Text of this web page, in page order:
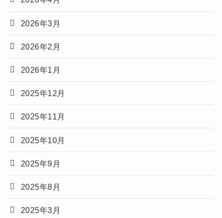
2026年3月
2026年2月
2026年1月
2025年12月
2025年11月
2025年10月
2025年9月
2025年8月
2025年3月